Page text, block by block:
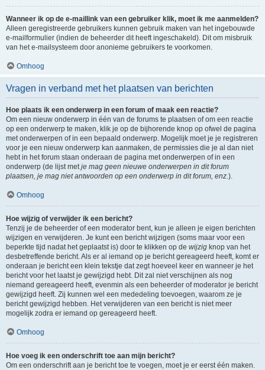
Wanneer ik op de e-maillink van een gebruiker klik, moet ik me aanmelden?
Alleen geregistreerde gebruikers kunnen gebruik maken van het ingebouwde
e-mailformulier (indien de beheerder dit heeft ingeschakeld). Dit om misbruik
van het e-mailsysteem door anonieme gebruikers te voorkomen.
Omhoog
Vragen in verband met het plaatsen van berichten
Hoe plaats ik een onderwerp in een forum of maak een reactie?
Om een nieuw onderwerp in één van de forums te plaatsen of om een reactie
op een onderwerp te maken, klik je op de bijhorende knop op ofwel de pagina
met onderwerpen of in een bepaald onderwerp. Mogelijk moet je je registreren
voor je een nieuw onderwerp kan aanmaken, de permissies die je al dan niet
hebt in het forum staan onderaan de pagina met onderwerpen of in een
onderwerp (de lijst metje mag geen nieuwe onderwerpen in dit forum
plaatsen, je mag niet antwoorden op een onderwerp in dit forum, enz.).
Omhoog
Hoe wijzig of verwijder ik een bericht?
Tenzij je de beheerder of een moderator bent, kun je alleen je eigen berichten
wijzigen en verwijderen. Je kunt een bericht wijzigen (soms maar voor een
beperkte tijd nadat het geplaatst is) door te klikken op de wijzig knop van het
desbetreffende bericht. Als er al iemand op je bericht gereageerd heeft, komt er
onderaan je bericht een klein tekstje dat zegt hoeveel keer en wanneer je het
bericht voor het laatst je gewijzigd hebt. Dit zal niet verschijnen als nog
niemand gereageerd heeft, evenmin als een beheerder of moderator je bericht
gewijzigd heeft. Zij kunnen wel een mededeling toevoegen, waarom ze je
bericht gewijzigd hebben. Het verwijderen van een bericht is niet meer
mogelijk zodra er iemand op gereageerd heeft.
Omhoog
Hoe voeg ik een onderschrift toe aan mijn bericht?
Om een onderschrift aan je bericht toe te voegen, moet je er eerst één maken.